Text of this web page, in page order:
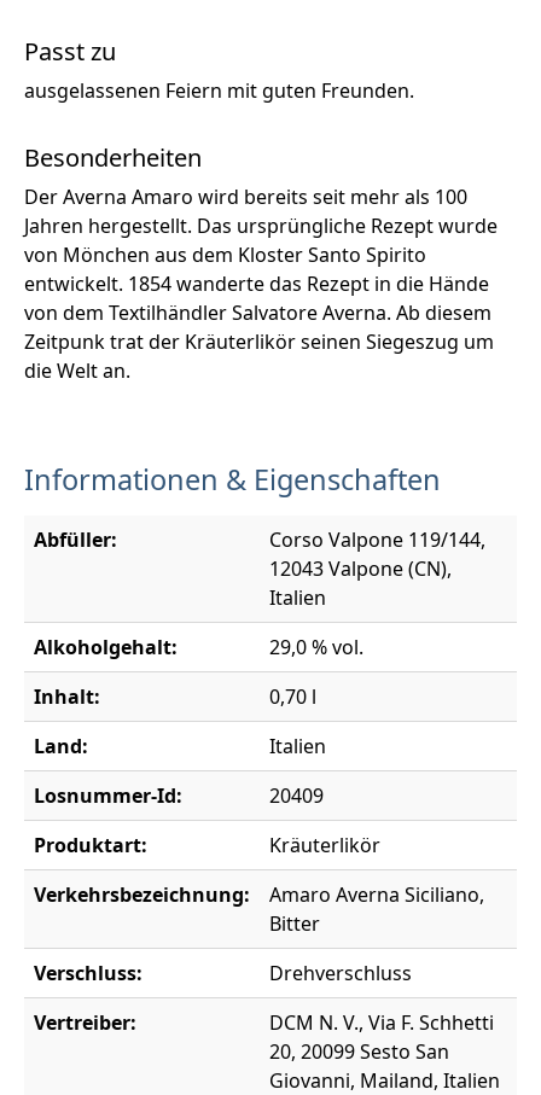
Passt zu
ausgelassenen Feiern mit guten Freunden.
Besonderheiten
Der Averna Amaro wird bereits seit mehr als 100
Jahren hergestellt. Das ursprüngliche Rezept wurde
von Mönchen aus dem Kloster Santo Spirito
entwickelt. 1854 wanderte das Rezept in die Hände
von dem Textilhändler Salvatore Averna. Ab diesem
Zeitpunk trat der Kräuterlikör seinen Siegeszug um
die Welt an.
Informationen & Eigenschaften
Abfüller:
Corso Valpone 119/144,
12043 Valpone (CN),
Italien
Alkoholgehalt:
29,0 % vol.
Inhalt:
0,70 l
Land:
Italien
Losnummer-Id:
20409
Produktart:
Kräuterlikör
Verkehrsbezeichnung:
Amaro Averna Siciliano,
Bitter
Verschluss:
Drehverschluss
Vertreiber:
DCM N. V., Via F. Schhetti
20, 20099 Sesto San
Giovanni, Mailand, Italien